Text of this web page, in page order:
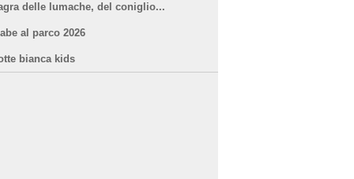
delle lumache, del coniglio...
al parco 2026
bianca kids